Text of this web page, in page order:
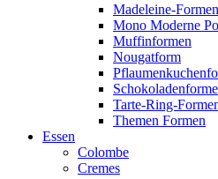
Madeleine-Formen
Mono Moderne
Muffinformen
Nougatform
Tarte-Ring-
Themen Formen
Essen
Colombe
Cremes